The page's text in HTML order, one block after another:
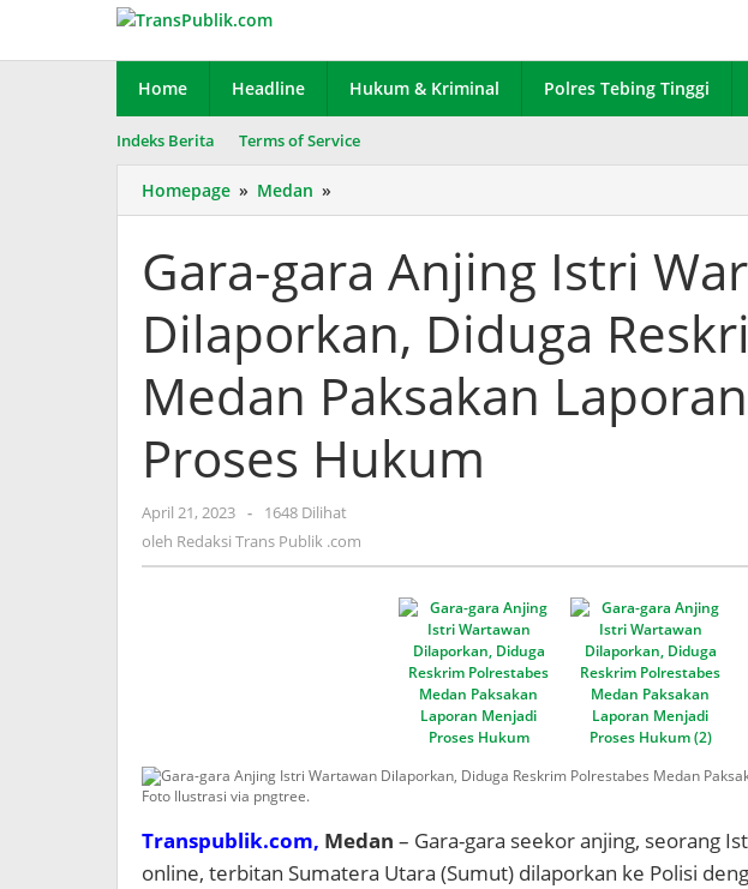
konten
Home Headline Hukum & Kriminal Polres Tebing Tinggi
Indeks Berita Terms of Service
Homepage » Medan »
gara
Istri
Wartawan
Diduga
Polrestabes
Medan
Paksakan
Laporan
Proses
Hukum
Gara-gara Anjing Istri
Dilaporkan, Diduga
Medan Paksakan
Proses Hukum
April 21, 2023 oleh
Redaksi
-
1648 Dilihat
oleh Redaksi Trans Publik .com
Foto Ilustrasi via pngtree.
Transpublik.com, Medan – Gara-gara seekor anjing, seorang
online, terbitan Sumatera Utara (Sumut) dilaporkan ke Polisi